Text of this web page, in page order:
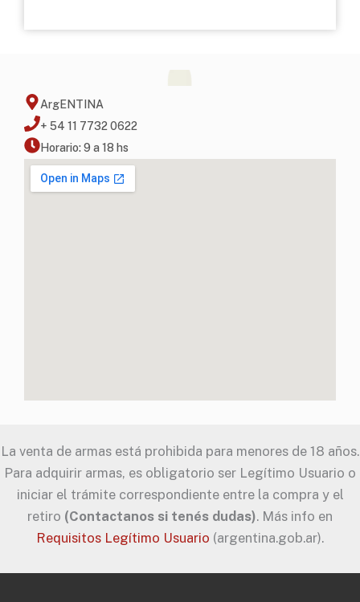
ArgENTINA
+ 54 11 7732 0622
Horario: 9 a 18 hs
La venta de armas está prohibida para menores de 18 años.
Para adquirir armas, es obligatorio ser Legítimo Usuario o
iniciar el trámite correspondiente entre la compra y el
retiro (Contactanos si tenés dudas). Más info en
Requisitos Legítimo Usuario (argentina.gob.ar).